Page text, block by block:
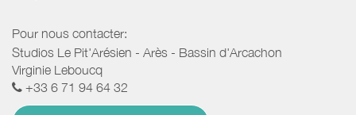
Pour nous contacter:
Studios Le Pit'Arésien - Arès - Bassin d'Arcachon
Virginie Leboucq
+33 6 71 94 64 32